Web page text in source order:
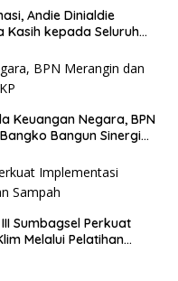
Andie Dinialdie
Kasih kepada Seluruh
Keuangan Negara, BPN
Bangun Sinergi
Sumbagsel Perkuat
Melalui Pelatihan